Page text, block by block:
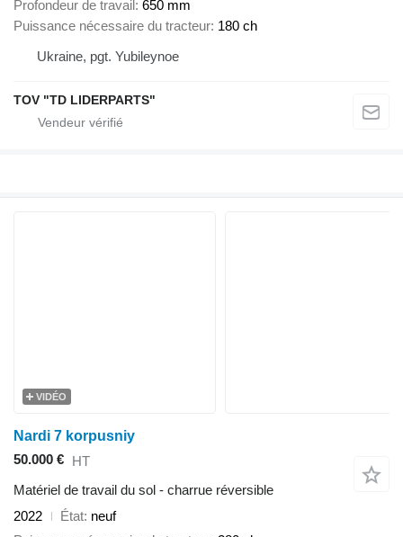
Profondeur de travail
650 mm
Puissance nécessaire du tracteur 180 ch
Ukraine, pgt. Yubileynoe
TOV "TD LIDERPARTS"
VIDÉO
Nardi 7 korpusniy
50.000 € HT
Matériel de travail du sol - charrue réversible
2022
État neuf